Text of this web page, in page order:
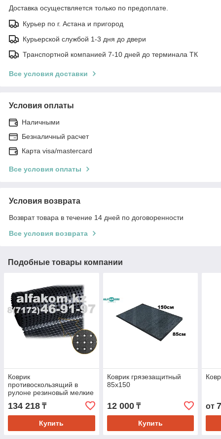
Доставка осуществляется только по предоплате.
Курьер по г. Астана и пригород
Курьерской службой 1-3 дня до двери
Транспортной компанией 7-10 дней до терминала ТК
Все условия доставки
Условия оплаты
Наличными
Безналичный расчет
Карта visa/mastercard
Все условия оплаты
Условия возврата
Возврат товара в течение 14 дней по договоренности
Все условия возврата
Подобные товары компании
Коврик
противоскользящий в
рулоне резиновый мелкие
134 218 ₸
Купить
Коврик грязезащитный
85х150
12 000₸
Купить
от